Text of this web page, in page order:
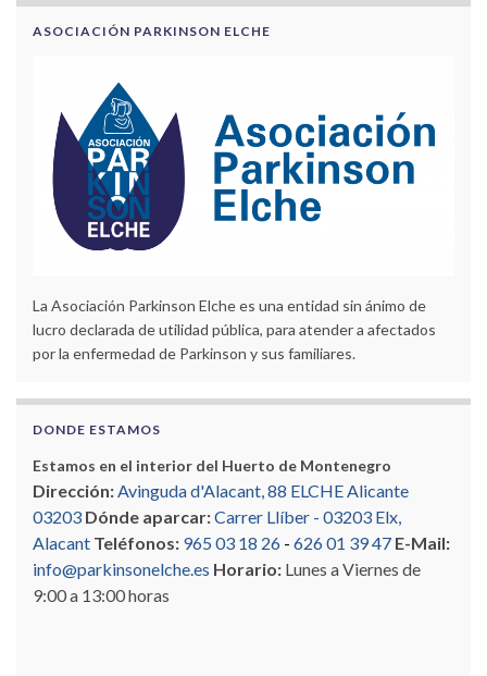
ASOCIACIÓN PARKINSON ELCHE
La Asociación Parkinson Elche es una entidad sin ánimo de
lucro declarada de utilidad pública, para atender a afectados
por la enfermedad de Parkinson y sus familiares.
DONDE ESTAMOS
Estamos en el interior del Huerto de Montenegro
Dirección:Avinguda d'Alacant, 88 ELCHE Alicante
03203 Dónde aparcar:Carrer Llíber - 03203 Elx,
Alacant Teléfonos: 965 03 18 26 - 626 01 39 47 E-Mail:
info@parkinsonelche.es Horario: Lunes a Viernes de
9:00 a 13:00 horas